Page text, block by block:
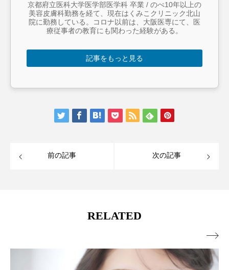
京都府立医科大学医学部医学科 卒業 / のべ10年以上の
美容皮膚科勤務を経て、現在はくみこクリニック北山
院に勤務している。コロナ以前は、大阪医専にて、医
療従事者の教育にも関わった経験がある。
記事をもっと見る
前の記事 次の記事
RELATED
